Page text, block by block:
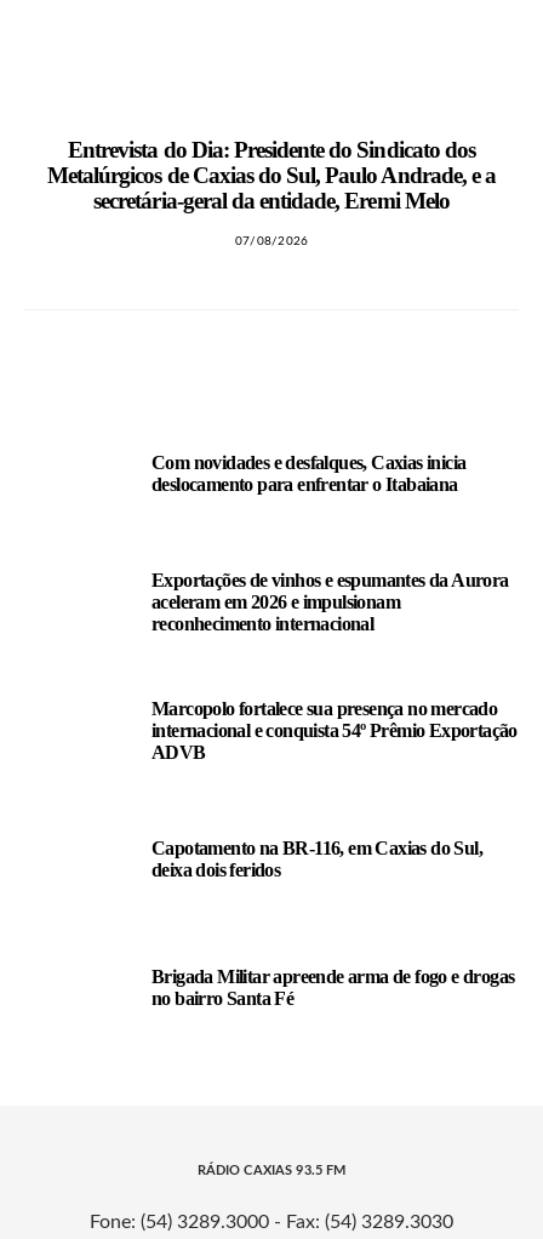
Entrevista do Dia: Presidente do Sindicato dos
Metalúrgicos de Caxias do Sul, Paulo Andrade, e a
secretária-geral da entidade, Eremi Melo
07/08/2026
Com novidades e desfalques, Caxias inicia
deslocamento para enfrentar o Itabaiana
Exportações de vinhos e espumantes da Aurora
aceleram em 2026 e impulsionam
reconhecimento internacional
Marcopolo fortalece sua presença no mercado
internacional e conquista 54º Prêmio Exportação
ADVB
Capotamento na BR-116, em Caxias do Sul,
deixa dois feridos
Brigada Militar apreende arma de fogo e drogas
no bairro Santa Fé
RÁDIO CAXIAS 93.5 FM
Fone: (54) 3289.3000 - Fax: (54) 3289.3030